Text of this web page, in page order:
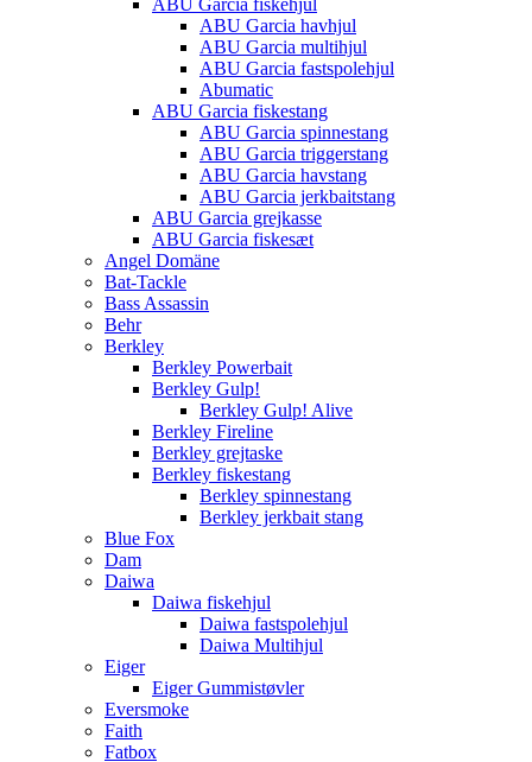
ABU Garcia havhjul
ABU Garcia multihjul
ABU Garcia fastspolehjul
Abumatic
ABU Garcia fiskestang
ABU Garcia spinnestang
ABU Garcia triggerstang
ABU Garcia havstang
ABU Garcia jerkbaitstang
ABU Garcia grejkasse
ABU Garcia fiskesæt
Angel Domäne
Bat-Tackle
Bass Assassin
Behr
Berkley
Berkley Powerbait
Berkley Gulp!
Berkley Gulp! Alive
Berkley Fireline
Berkley grejtaske
Berkley fiskestang
Berkley spinnestang
Berkley jerkbait stang
Blue Fox
Dam
Daiwa
Daiwa fiskehjul
Daiwa fastspolehjul
Daiwa Multihjul
Eiger
Eiger Gummistøvler
Eversmoke
Faith
Fatbox